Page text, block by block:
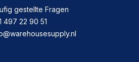
gestellte Fragen
497 22 90 51